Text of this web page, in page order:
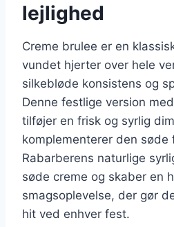
lejlighed
Creme brulee er en
vundet hjerter over hele
silkebløde konsistens og
Denne festlige version
tilføjer en frisk og syrlig
komplementerer den
Rabarberens naturlige
søde creme og skaber en
smagsoplevelse, der gør
hit ved enhver fest.